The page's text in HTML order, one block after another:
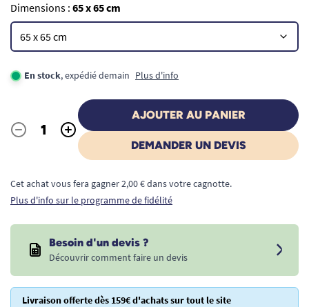
Dimensions : 65 x 65 cm
En stock, expédié demain Plus d'info
Quantité
- +
AJOUTER AU PANIER
DEMANDER UN DEVIS
Cet achat vous fera gagner 2,00 € dans votre cagnotte.
Plus d'info sur le programme de fidélité
Besoin d'un devis ?
Découvrir comment faire un devis
Livraison offerte dès 159€ d'achats sur tout le site